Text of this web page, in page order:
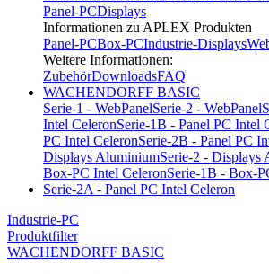
Panel-PCDisplays
Informationen zu APLEX Produkten
Panel-PCBox-PCIndustrie-Displays
Weitere Informationen:
ZubehörDownloadsFAQ
WACHENDORFF BASIC
Serie-1 - WebPanelSerie-2 - WebPanel
Intel CeleronSerie-1B - Panel PC Intel
PC Intel CeleronSerie-2B - Panel PC
Displays AluminiumSerie-2 - Displays
Box-PC Intel CeleronSerie-1B - Box-
Serie-2A - Panel PC Intel Celeron
Industrie-PC
Produktfilter
WACHENDORFF BASIC